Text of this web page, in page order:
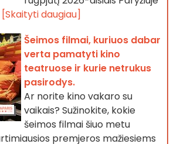
[Skaityti daugiau]
Šeimos filmai, kuriuos dabar
verta pamatyti kino
teatruose ir kurie netrukus
pasirodys.
Ar norite kino vakaro su
vaikais? Sužinokite, kokie
šeimos filmai šiuo metu
premjeros mažiesiems